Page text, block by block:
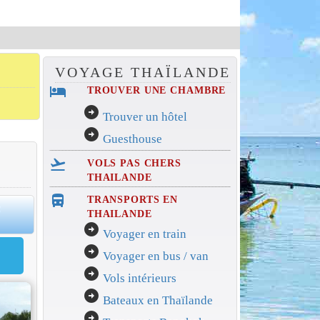
VOYAGE THAÏLANDE
hotel TROUVER UNE CHAMBRE
arrow_circle_right Trouver un hôtel
arrow_circle_right Guesthouse
flight_takeoff
VOLS PAS CHERS
THAILANDE
directions_bus_filled
TRANSPORTS EN
THAILANDE
arrow_circle_right Voyager en train
arrow_circle_right Voyager en bus / van
arrow_circle_right Vols intérieurs
arrow_circle_right Bateaux en Thaïlande